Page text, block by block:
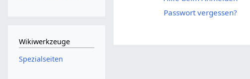
Passwort vergessen?
Wikiwerkzeuge
Spezialseiten